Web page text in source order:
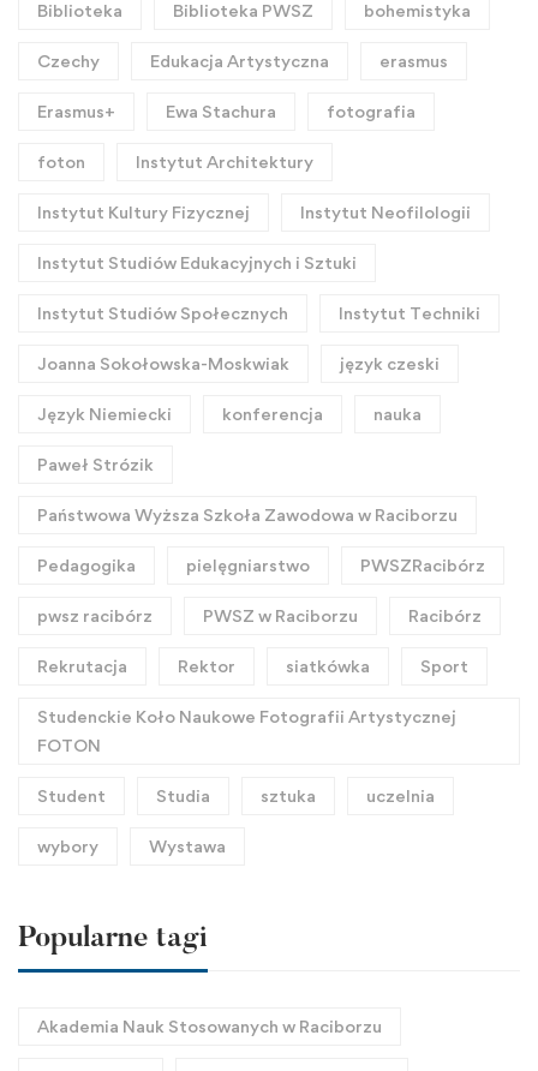
Biblioteka Biblioteka PWSZ bohemistyka
Czechy Edukacja Artystyczna erasmus
Erasmus+ Ewa Stachura fotografia
foton Instytut Architektury
Instytut Kultury Fizycznej Instytut Neofilologii
Instytut Studiów Edukacyjnych i Sztuki
Instytut Studiów Społecznych Instytut Techniki
Joanna Sokołowska-Moskwiak język czeski
Język Niemiecki konferencja nauka
Paweł Strózik
Państwowa Wyższa Szkoła Zawodowa w Raciborzu
Pedagogika pielęgniarstwo PWSZRacibórz
pwsz racibórz PWSZ w Raciborzu Racibórz
Rekrutacja Rektor siatkówka Sport
Studenckie Koło Naukowe Fotografii Artystycznej
FOTON
Student Studia sztuka uczelnia
wybory Wystawa
Popularne tagi
Akademia Nauk Stosowanych w Raciborzu